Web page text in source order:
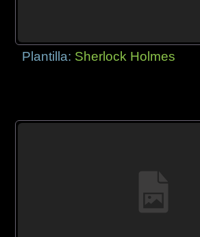
Plantilla: Sherlock Holmes